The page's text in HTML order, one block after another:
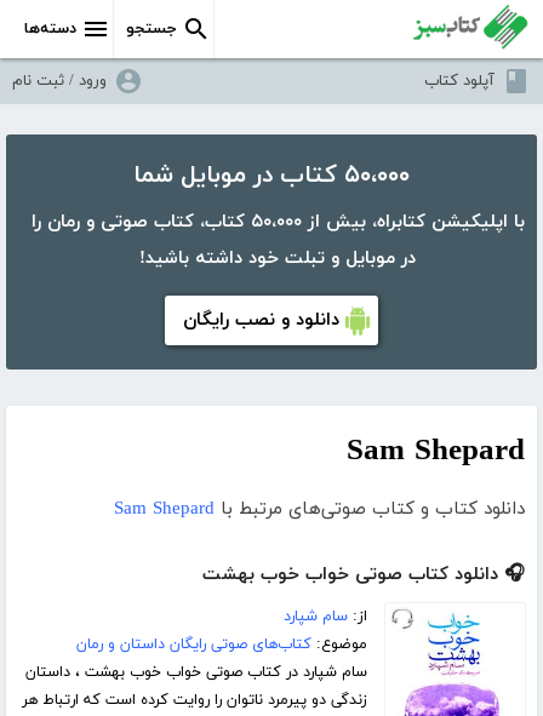
دسته‌ها جستجو
آپلود کتاب ورود / ثبت نام
۵۰،۰۰۰ کتاب در موبایل شما
با اپلیکیشن کتابراه، بیش از ۵۰،۰۰۰ کتاب، کتاب صوتی و رمان را
در موبایل و تبلت خود داشته باشید!
دانلود و نصب رایگان
Sam Shepard
دانلود کتاب و کتاب صوتی‌های مرتبط با Sam Shepard
🎧 دانلود کتاب صوتی خواب خوب بهشت
از:سام شپارد
موضوع:کتاب‌های صوتی رایگان داستان و رمان
سام شپارد در کتاب صوتی خواب خوب بهشت ، داستان
زندگی دو پیرمرد ناتوان را روایت کرده است که ارتباط هر